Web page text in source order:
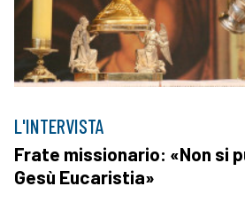
L'INTERVISTA
Frate missionario: «Non si
Gesù Eucaristia»